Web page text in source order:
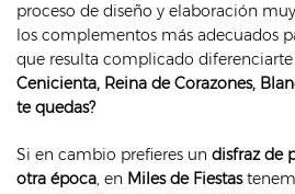
proceso de diseño y elaboración
los complementos más adecuados
que resulta complicado diferenciarte
Cenicienta, Reina de Corazones,
te quedas?
Si en cambio prefieres un disfraz de
otra época, en Miles de Fiestas